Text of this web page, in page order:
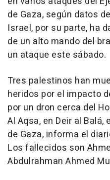
de Gaza, según datos
Israel, por su parte, ha
de un alto mando del
un ataque este sábado.
Tres palestinos han
heridos por el impacto
por un dron cerca del
Al Aqsa, en Deir al
de Gaza, informa el
Los fallecidos son
Abdulrahman Ahmed